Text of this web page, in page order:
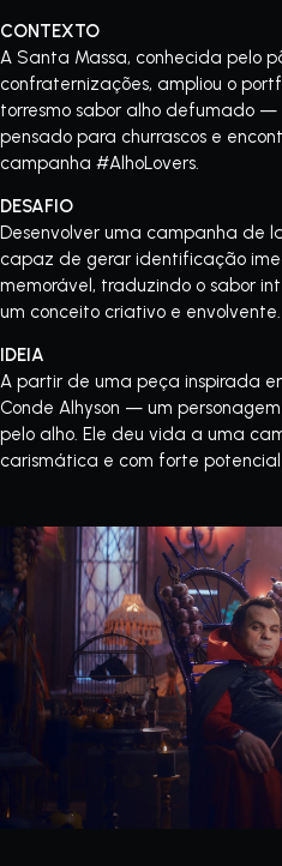
CONTEXTO
A Santa Massa, conhecida pelo
confraternizações, ampliou o
torresmo sabor alho defumado
pensado para churrascos e
campanha #AlhoLovers.
DESAFIO
Desenvolver uma campanha de
capaz de gerar identificação
memorável, traduzindo o sabor
um conceito criativo e envolvente.
IDEIA
A partir de uma peça inspirada
Conde Alhyson — um
pelo alho. Ele deu vida a uma
carismática e com forte